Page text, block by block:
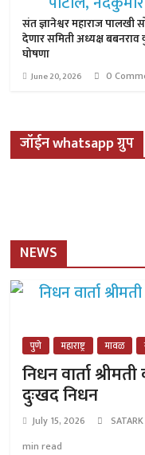
संत ज्ञानेश्वर महाराज
देणार समिती अध्यक्ष बबनराव
घोषणा
June 20, 2026 0
जॉईन whatsapp ग्रुप
NEWS
पुणे महाराष्ट्र मावळ
निधन वार्ता
दुःखद निधन
July 15, 2026
min read